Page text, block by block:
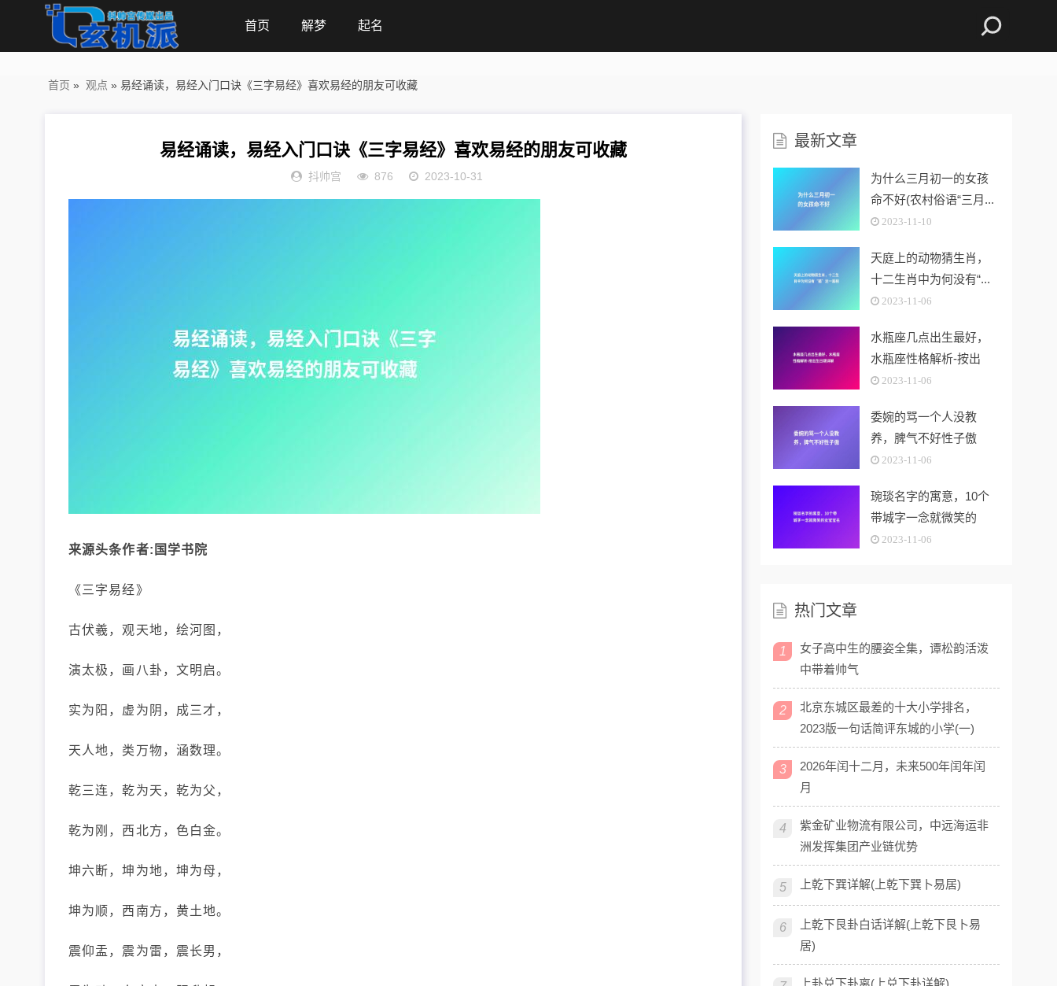
首页 解梦 起名
首页 » 观点 » 易经诵读，易经入门口诀《三字易经》喜欢易经的朋友可收藏
易经诵读，易经入门口诀《三字易经》喜欢易经的朋友可收藏
抖帅宫 876 2023-10-31
来源头条作者:国学书院
《三字易经》
古伏羲，观天地，绘河图，
演太极，画八卦，文明启。
实为阳，虚为阴，成三才，
天人地，类万物，涵数理。
乾三连，乾为天，乾为父，
乾为刚，西北方，色白金。
坤六断，坤为地，坤为母，
坤为顺，西南方，黄土地。
震仰盂，震为雷，震长男，
最新文章
为什么三月初一的女孩
命不好(农村俗语“三月...
2023-11-10
天庭上的动物猜生肖，
十二生肖中为何没有“...
2023-11-06
水瓶座几点出生最好，
水瓶座性格解析-按出
生...
2023-11-06
委婉的骂一个人没教
养，脾气不好性子傲
2023-11-06
琬琰名字的寓意，10个
带城字一念就微笑的
女...
2023-11-06
热门文章
1
女子高中生的腰姿全集，谭松韵活泼
中带着帅气
2
北京东城区最差的十大小学排名，
2023版一句话简评东城的小学(一)
3
2026年闰十二月，未来500年闰年闰
月
4
紫金矿业物流有限公司，中远海运非
洲发挥集团产业链优势
5 上乾下巽详解(上乾下巽卜易居)
6
上乾下艮卦白话详解(上乾下艮卜易
居)
上卦兑下卦离(上兑下卦详解)